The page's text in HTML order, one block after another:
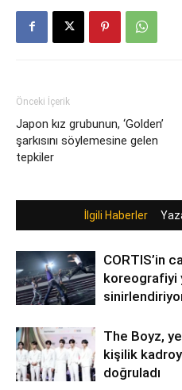
Önceki İçerik
Japon kız grubunun, ‘Golden’
şarkısını söylemesine gelen
tepkiler
İlgili Haberler
CORTIS’in
koreografiyi
The Boyz,
kişilik
doğruladı